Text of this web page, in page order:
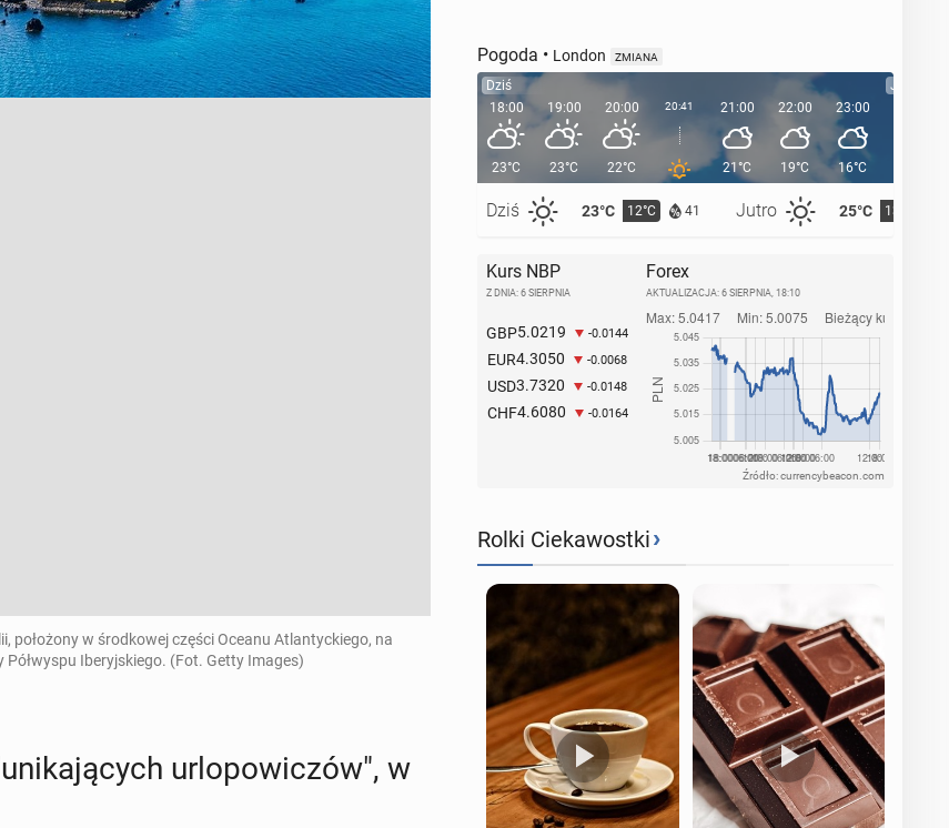
w środkowej części Oceanu Atlantyckiego, na
Iberyjskiego. (Fot. Getty Images)
urlo­po­wi­czów", w
Pogoda • London ZMIANA
Dziś
18:00
23°C
Dziś 23°C 12°C 41 Jutro 25°C 13°C
19:00
23°C
20:00
22°C
20:41 21:00
21°C
22:00
19°C
23:00
16°C
Jutro
Kurs NBP
Z DNIA: 6 SIERPNIA
GBP5.0219 -0.0144
EUR4.3050 -0.0068
USD3.7320 -0.0148
CHF4.6080 -0.0164
Forex
AKTUALIZACJA: 6 SIERPNIA, 18:10
Źródło: currencybeacon.com
Rolki Ciekawostki›